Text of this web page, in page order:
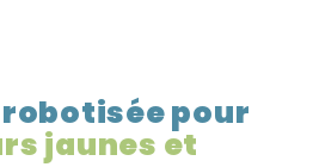
pour
jaunes et